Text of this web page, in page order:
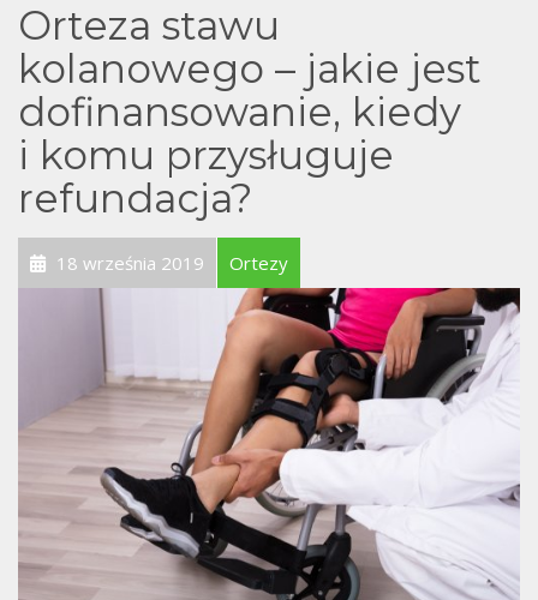
Orteza stawu
kolanowego – jakie jest
dofinansowanie, kiedy
i komu przysługuje
refundacja?
18 września 2019 Ortezy